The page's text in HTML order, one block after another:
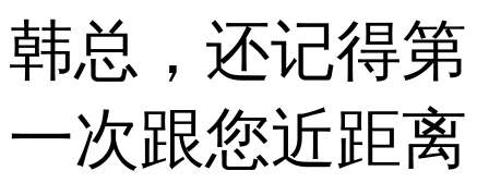
韩总，还记得第
一次跟您近距离